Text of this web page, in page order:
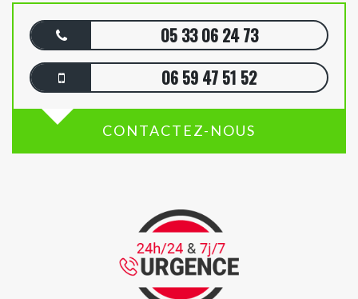
05 33 06 24 73
06 59 47 51 52
CONTACTEZ-NOUS